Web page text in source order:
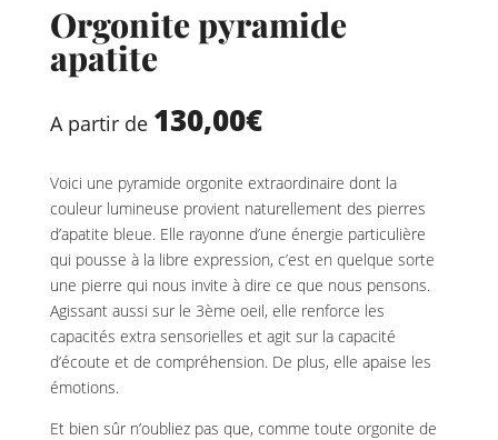
Orgonite pyramide
apatite
A partir de 130,00€
Voici une pyramide orgonite extraordinaire dont la
couleur lumineuse provient naturellement des pierres
d’apatite bleue. Elle rayonne d’une énergie particulière
qui pousse à la libre expression, c’est en quelque sorte
une pierre qui nous invite à dire ce que nous pensons.
Agissant aussi sur le 3ème oeil, elle renforce les
capacités extra sensorielles et agit sur la capacité
d’écoute et de compréhension. De plus, elle apaise les
émotions.
Et bien sûr n’oubliez pas que, comme toute orgonite de